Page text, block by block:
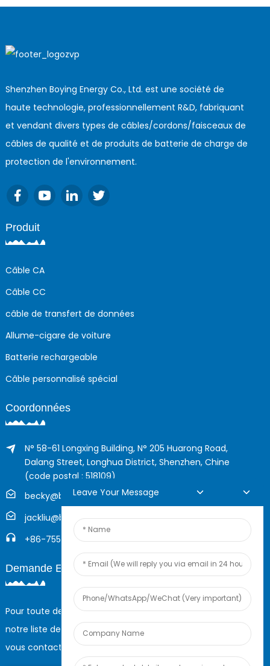
Shenzhen Boying Energy Co., Ltd. est une société de
haute technologie, professionnellement R&D, fabriquant
et vendant divers types de câbles/cordons/faisceaux de
câbles de qualité et de produits de batterie de charge de
protection de l'environnement.
Produit
Câble CA
Câble CC
câble de transfert de données
Allume-cigare de voiture
Batterie rechargeable
Câble personnalisé spécial
Coordonnées
N° 58-61 Longxing Building, N° 205 Huarong Road,
Dalang Street, Longhua District, Shenzhen, Chine
(code postal : 518109)
becky@boyingcable.com
jackliu@boyingcable.com
+86-755-21014277
Demande En Ligne
Pour toute demande de renseignements sur nos produits ou
notre liste de prix, veuillez nous laisser votre e-mail et nous
vous contacterons dans les 24 heures.
Leave Your Message